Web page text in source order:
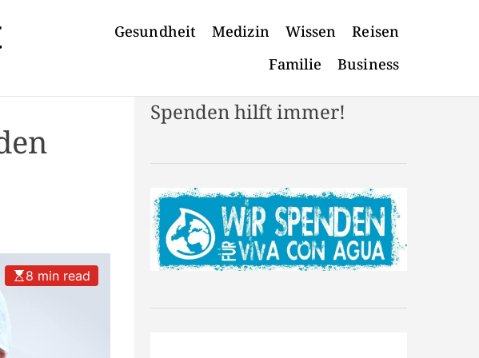
Gesundheit Medizin Wissen
Reisen
Familie
Business
8 min read
Spenden hilft immer!